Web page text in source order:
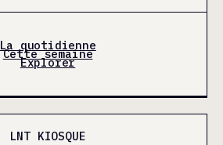
La quotidienne
Cette semaine
Explorer
LNT KIOSQUE